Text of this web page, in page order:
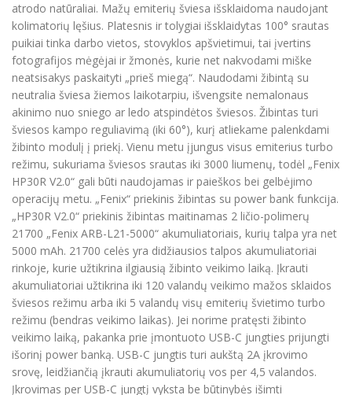
atrodo natūraliai. Mažų emiterių šviesa išsklaidoma naudojant
kolimatorių lęšius. Platesnis ir tolygiai išsklaidytas 100° srautas
puikiai tinka darbo vietos, stovyklos apšvietimui, tai įvertins
fotografijos mėgėjai ir žmonės, kurie net nakvodami miške
neatsisakys paskaityti „prieš miegą“. Naudodami žibintą su
neutralia šviesa žiemos laikotarpiu, išvengsite nemalonaus
akinimo nuo sniego ar ledo atspindėtos šviesos. Žibintas turi
šviesos kampo reguliavimą (iki 60°), kurį atliekame palenkdami
žibinto modulį į priekį. Vienu metu įjungus visus emiterius turbo
režimu, sukuriama šviesos srautas iki 3000 liumenų, todėl „Fenix
HP30R V2.0“ gali būti naudojamas ir paieškos bei gelbėjimo
operacijų metu. „Fenix“ priekinis žibintas su power bank funkcija.
„HP30R V2.0“ priekinis žibintas maitinamas 2 ličio-polimerų
21700 „Fenix ARB-L21-5000“ akumuliatoriais, kurių talpa yra net
5000 mAh. 21700 celės yra didžiausios talpos akumuliatoriai
rinkoje, kurie užtikrina ilgiausią žibinto veikimo laiką. Įkrauti
akumuliatoriai užtikrina iki 120 valandų veikimo mažos sklaidos
šviesos režimu arba iki 5 valandų visų emiterių švietimo turbo
režimu (bendras veikimo laikas). Jei norime pratęsti žibinto
veikimo laiką, pakanka prie įmontuoto USB-C jungties prijungti
išorinį power banką. USB-C jungtis turi aukštą 2A įkrovimo
srovę, leidžiančią įkrauti akumuliatorių vos per 4,5 valandos.
Įkrovimas per USB-C jungtį vyksta be būtinybės išimti